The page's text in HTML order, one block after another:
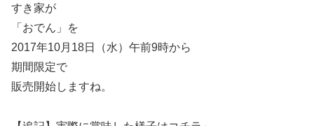
すき家が
「おでん」を
2017年10月18日（水）午前9時から
期間限定で
販売開始しますね。